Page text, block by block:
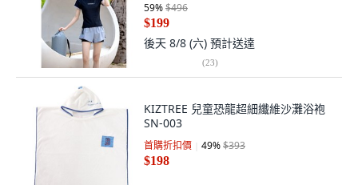
59%$496
$199
後天 8/8 (六) 預計送達
(23)
KIZTREE 兒童恐龍超細纖維沙灘浴袍
SN-003
首購折扣價 49%$393
$198